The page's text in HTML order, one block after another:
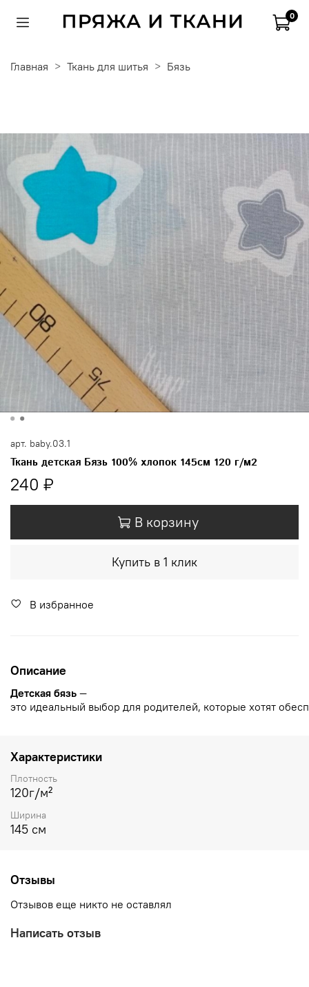
0
Главная Ткань для шитья Бязь
арт. baby.03.1
Ткань детская Бязь 100% хлопок 145см 120 г/м2
240 ₽
В корзину
Купить в 1 клик
В избранное
Описание
Детская бязь —
это идеальный выбор для родителей, которые хотят
Характеристики
Плотность
120г/м²
Ширина
145 см
Отзывы
Отзывов еще никто не оставлял
Написать отзыв